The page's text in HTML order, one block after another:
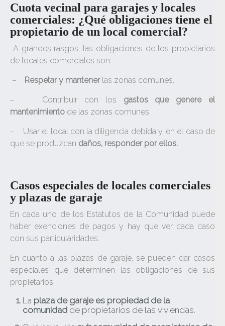
Cuota vecinal para garajes y locales
comerciales: ¿Qué obligaciones tiene el
propietario de un local comercial?
A grandes rasgos, las obligaciones de los propietarios
de locales comerciales son:
– Respetar y mantenerlas zonas comunes.
– Contribuir con los gastos que genere el
mantenimiento de las zonas comunes.
–
Usar el local con la diligencia debida y, en el caso de
que se produzcan daños, responder por ellos.
Casos especiales de locales comerciales
y plazas de garaje
En cada uno de los Estatutos de la Comunidad puede
haber exenciones de pagos y hay que ver cada caso
con sus particularidades.
En cuanto a las plazas de garaje, se pueden dar casos
especiales que determinen las obligaciones de sus
propietarios:
La plaza de garaje es propiedad de la
comunidad de propietarios de las viviendas.